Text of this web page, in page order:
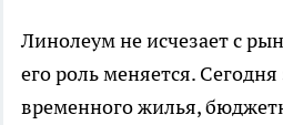
Линолеум не исчезает с
его роль меняется.
временного жилья,